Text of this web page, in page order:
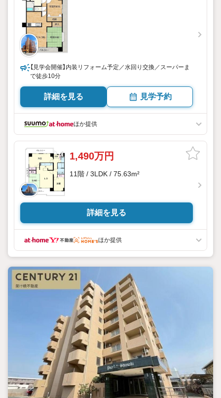
【見学会開催】内装リフォーム予定／水回り交換／スーパーま
で徒歩10分
詳細を見る 見学予約
ほか提供
1,490万円
11階 / 3LDK / 75.63m²
詳細を見る
ほか提供